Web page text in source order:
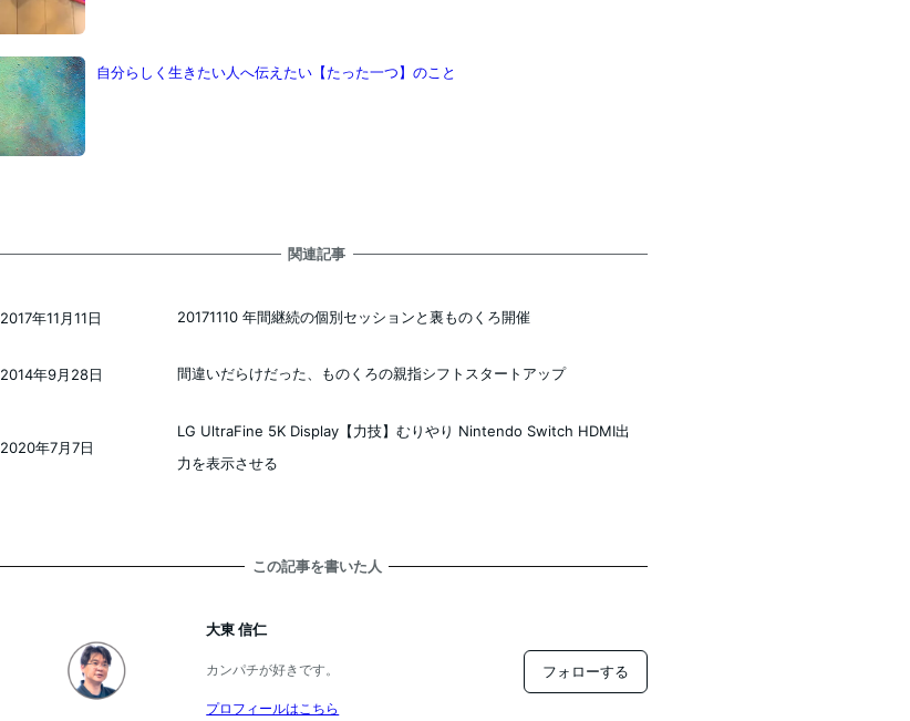
自分らしく生きたい人へ伝えたい【たった一つ】のこと
関連記事
20171110 年間継続の個別セッションと裏ものくろ開催
2017年11月11日
間違いだらけだった、ものくろの親指シフトスタートアップ
2014年9月28日
LG UltraFine 5K Display【力技】むりやり Nintendo Switch HDMI出
力を表示させる
2020年7月7日
この記事を書いた人
大東 信仁
カンパチが好きです。
プロフィールはこちら
フォローする